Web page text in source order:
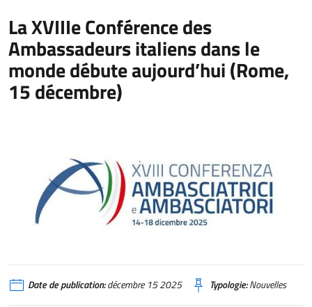
La XVIIIe Conférence des
Ambassadeurs italiens dans le
monde débute aujourd’hui (Rome,
15 décembre)
Date de publication:décembre 15 2025 Typologie:Nouvelles